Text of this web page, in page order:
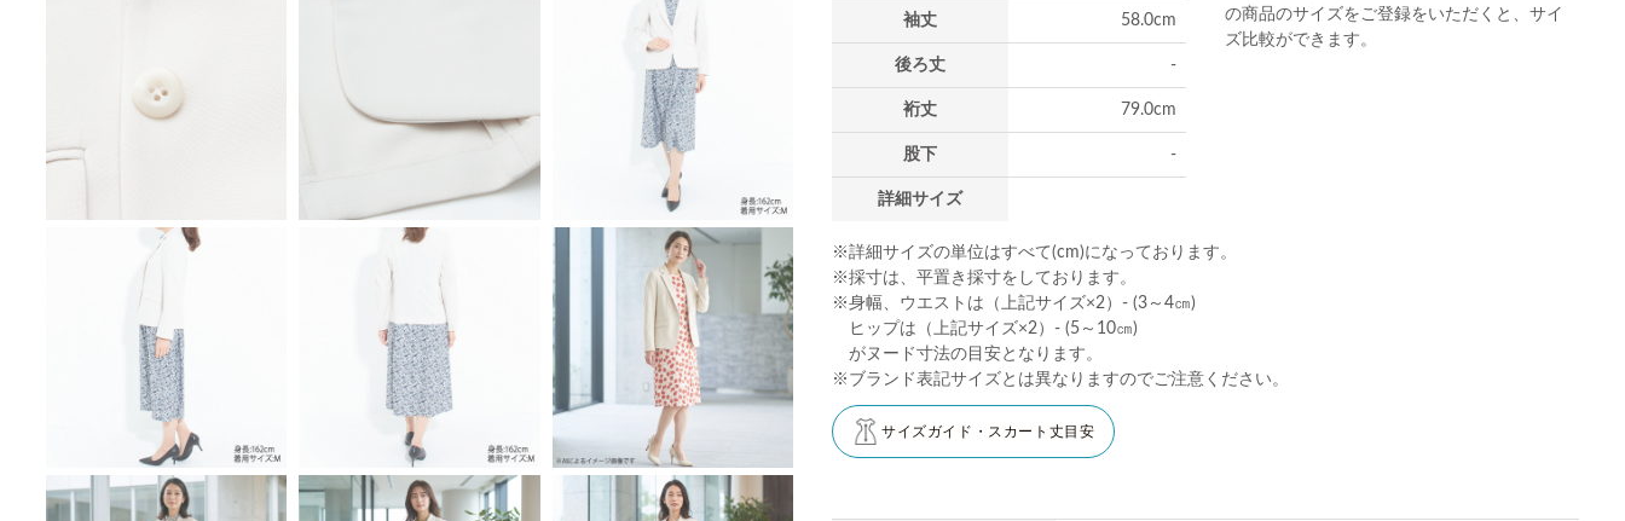
袖丈 58.0cm
後ろ丈 -
裄丈 79.0cm
股下 -
詳細サイズ
の商品のサイズをご登録をいただくと、サイ
ズ比較ができます。
※詳細サイズの単位はすべて(cm)になっております。
※採寸は、平置き採寸をしております。
※身幅、ウエストは（上記サイズ×2）- (3～4㎝)
ヒップは（上記サイズ×2）- (5～10㎝)
がヌード寸法の目安となります。
※ブランド表記サイズとは異なりますのでご注意ください。
サイズガイド・スカート丈目安